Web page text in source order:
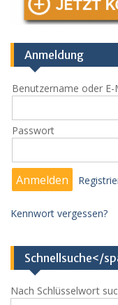
Anmeldung
Benutzername oder E-
Passwort
Kennwort vergessen?
Schnellsuche</
Nach Schlüsselwort